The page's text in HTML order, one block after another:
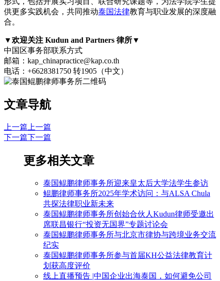
供更多实践机会，共同推动泰国法律教育与职业发展的深度融
合。
▼欢迎关注 Kudun and Partners 律所▼
中国区事务部联系方式
邮箱：kap_chinapractice@kap.co.th
电话：+6628381750 转1905（中文）
文章导航
上一篇 上一篇
下一篇下一篇
更多相关文章
泰国鲲鹏律师事务所迎来皇太后大学法学生参访
鲲鹏律师事务所2025年学术访问：与ALSA Chula
共探法律职业新未来
泰国鲲鹏律师事务所创始合伙人Kudun律师受邀出
席联昌银行“投资无国界”专题讨论会
泰国鲲鹏律师事务所与北京市律协与跨境业务交流
纪实
泰国鲲鹏律师事务所参与首届KH公益法律教育计
划获高度评价
线上直播预告 |中国企业出海泰国，如何避免公司